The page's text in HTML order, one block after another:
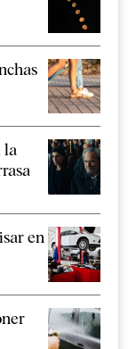
la
en